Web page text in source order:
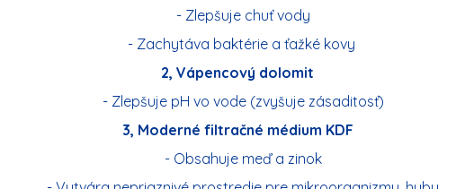
- Zlepšuje chuť vody
- Zachytáva baktérie a ťažké kovy
2, Vápencový dolomit
- Zlepšuje pH vo vode (zvyšuje zásaditosť)
3, Moderné filtračné médium KDF
- Obsahuje meď a zinok